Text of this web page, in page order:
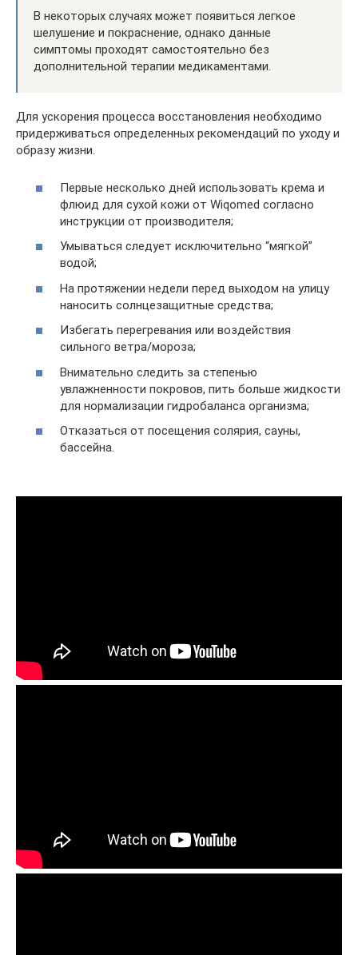
В некоторых случаях может появиться легкое
шелушение и покраснение, однако данные
симптомы проходят самостоятельно без
дополнительной терапии медикаментами.
Для ускорения процесса восстановления необходимо
придерживаться определенных рекомендаций по уходу и
образу жизни.
Первые несколько дней использовать крема и
флюид для сухой кожи от Wiqomed согласно
инструкции от производителя;
Умываться следует исключительно “мягкой”
водой;
На протяжении недели перед выходом на улицу
наносить солнцезащитные средства;
Избегать перегревания или воздействия
сильного ветра/мороза;
Внимательно следить за степенью
увлажненности покровов, пить больше жидкости
для нормализации гидробаланса организма;
Отказаться от посещения солярия, сауны,
бассейна.